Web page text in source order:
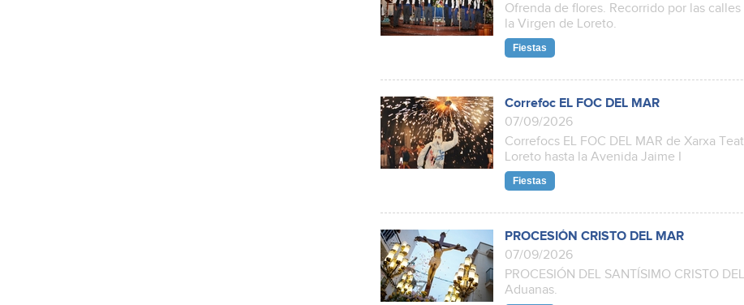
Ofrenda de flores. Recorrido por las
la Virgen de Loreto.
Fiestas
Correfoc EL FOC DEL MAR
07/09/2026
Correfocs EL FOC DEL MAR de Xarxa
Loreto hasta la Avenida Jaime I
Fiestas
PROCESIÓN CRISTO DEL MAR
07/09/2026
PROCESIÓN DEL SANTÍSIMO CRISTO
Aduanas.